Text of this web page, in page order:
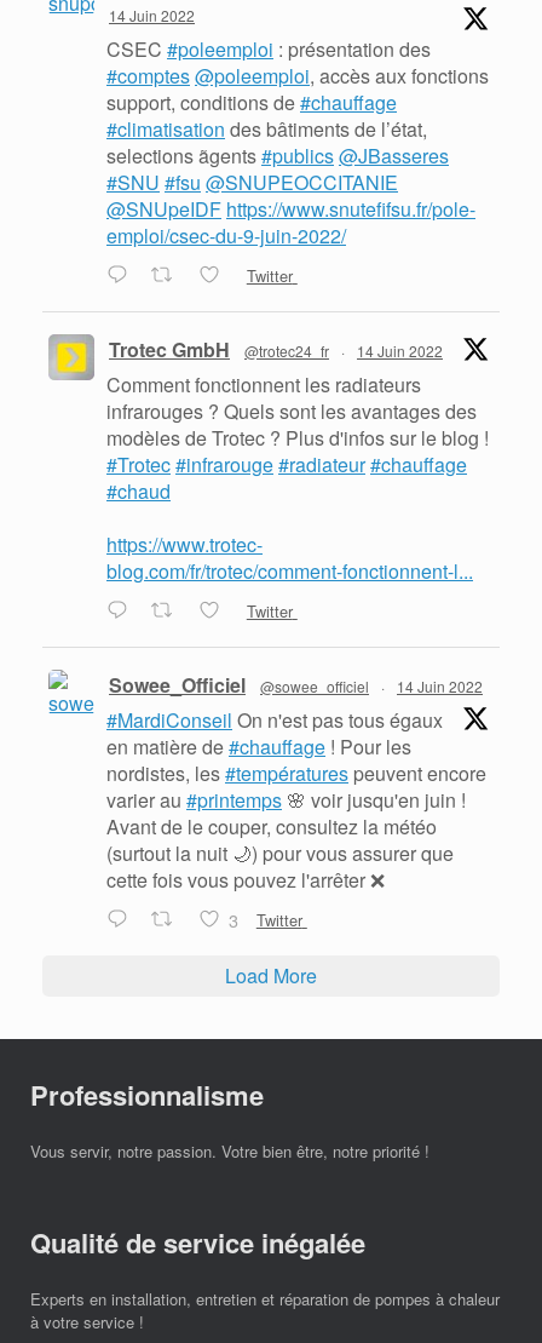
14 Juin 2022
CSEC #poleemploi : présentation des
#comptes@poleemploi, accès aux fonctions
support, conditions de#chauffage
#climatisation des bâtiments de l’état,
selections ãgents#publics@JBasseres
#SNU #fsu @SNUPEOCCITANIE
@SNUpeIDF https://www.snutefifsu.fr/pole-
emploi/csec-du-9-juin-2022/
Twitter
Trotec GmbH @trotec24_fr · 14 Juin 2022
Comment fonctionnent les radiateurs
infrarouges ? Quels sont les avantages des
modèles de Trotec ? Plus d'infos sur le blog !
#Trotec#infrarouge#radiateur#chauffage
#chaud
https://www.trotec-
blog.com/fr/trotec/comment-fonctionnent-l...
Twitter
Sowee_Officiel @sowee_officiel · 14 Juin 2022
#MardiConseil On n'est pas tous égaux
en matière de#chauffage ! Pour les
nordistes, les#températures peuvent encore
varier au #printemps 🌸 voir jusqu'en juin !
Avant de le couper, consultez la météo
(surtout la nuit 🌙) pour vous assurer que
cette fois vous pouvez l'arrêter ❌
3 Twitter
Load More
Professionnalisme
Vous servir, notre passion. Votre bien être, notre priorité !
Qualité de service inégalée
Experts en installation, entretien et réparation de pompes à chaleur
à votre service !